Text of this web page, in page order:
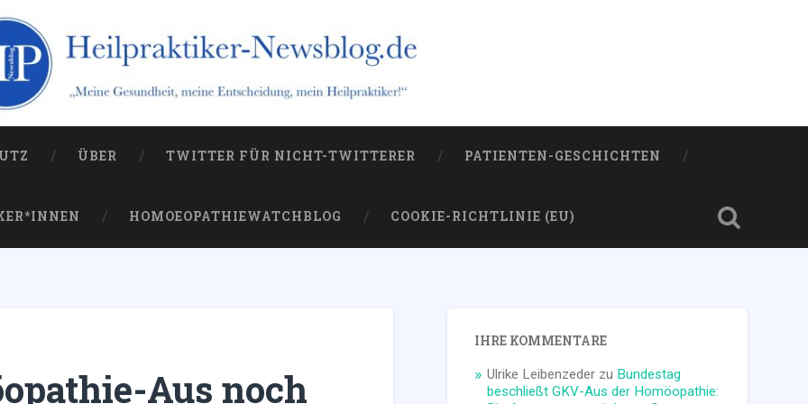
Kampagne gegen sie
ÜBER TWITTER FÜR NICHT-TWITTERER PATIENTEN-GESCHICHTEN
HOMOEOPATHIEWATCHBLOG COOKIE-RICHTLINIE (EU)
Aus noch
IHRE KOMMENTARE
Ulrike Leibenzeder zu Bundestag
beschließt GKV-Aus der Homöopathie: